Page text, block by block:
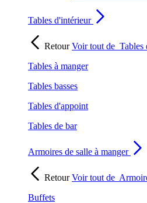
Tables d'intérieur
RetourVoir tout de Tables
Tables à manger
Tables basses
Tables d'appoint
Tables de bar
Armoires de salle à manger
RetourVoir tout de
Buffets